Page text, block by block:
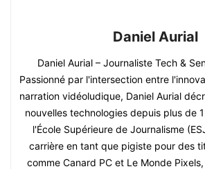
Daniel Aurial
Daniel Aurial – Journaliste Tech &
Passionné par l'intersection entre
narration vidéoludique, Daniel Aurial
nouvelles technologies depuis plus de
l'École Supérieure de Journalisme
carrière en tant que pigiste pour des
comme Canard PC et Le Monde